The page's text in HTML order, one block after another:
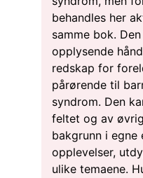
behandles her
samme bok.
opplysende
redskap for
pårørende til
syndrom. Den
feltet og av
bakgrunn i egne
opplevelser,
ulike temaene.